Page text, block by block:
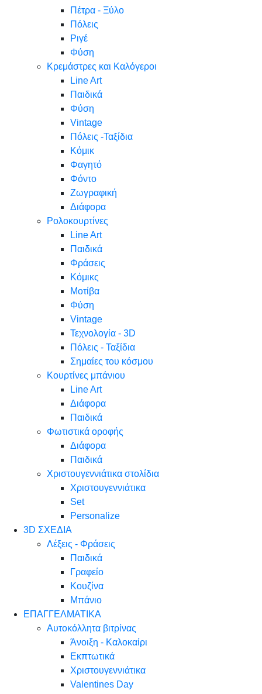
Πέτρα - Ξύλο
Πόλεις
Ριγέ
Φύση
Κρεμάστρες και Καλόγεροι
Line Art
Παιδικά
Φύση
Vintage
Πόλεις -Ταξίδια
Κόμικ
Φαγητό
Φόντο
Ζωγραφική
Διάφορα
Ρολοκουρτίνες
Line Art
Παιδικά
Φράσεις
Κόμικς
Μοτίβα
Φύση
Vintage
Τεχνολογία - 3D
Πόλεις - Ταξίδια
Σημαίες του κόσμου
Κουρτίνες μπάνιου
Line Art
Διάφορα
Παιδικά
Φωτιστικά οροφής
Διάφορα
Παιδικά
Χριστουγεννιάτικα στολίδια
Χριστουγεννιάτικα
Set
Personalize
3D ΣΧΕΔΙΑ
Λέξεις - Φράσεις
Παιδικά
Γραφείο
Κουζίνα
Μπάνιο
ΕΠΑΓΓΕΛΜΑΤΙΚΑ
Αυτοκόλλητα βιτρίνας
Άνοιξη - Καλοκαίρι
Εκπτωτικά
Χριστουγεννιάτικα
Valentines Day